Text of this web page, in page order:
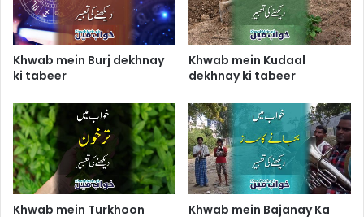
Khwab mein Burj dekhnay
ki tabeer
Khwab mein Kudaal
dekhnay ki tabeer
Khwab mein Turkhoon
Khwab mein Bajanay Ka